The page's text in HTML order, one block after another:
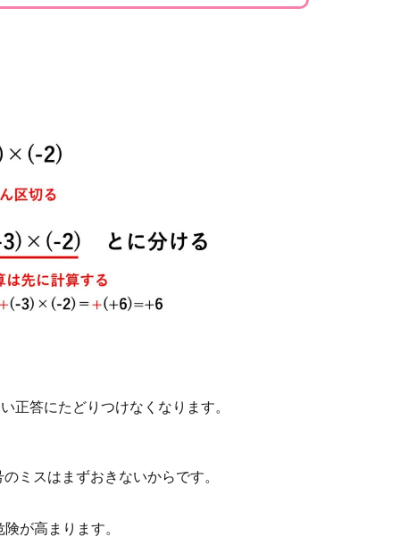
答にたどりつけなくなります。
ミスはまずおきないからです。
が高まります。